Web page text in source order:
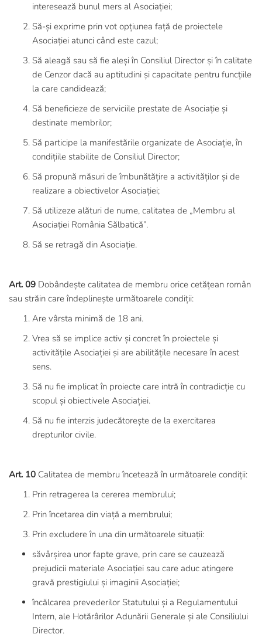
interesează bunul mers al Asociației;
Să-și exprime prin vot opțiunea față de proiectele
Asociației atunci când este cazul;
Să aleagă sau să fie aleși în Consiliul Director și în calitate
de Cenzor dacă au aptitudini și capacitate pentru funcțiile
la care candidează;
Să beneficieze de serviciile prestate de Asociație și
destinate membrilor;
Să participe la manifestările organizate de Asociație, în
condițiile stabilite de Consiliul Director;
Să propună măsuri de îmbunătățire a activităților și de
realizare a obiectivelor Asociației;
Să utilizeze alături de nume, calitatea de „Membru al
Asociației România Sălbatică”.
Să se retragă din Asociație.
Art. 09 Dobândește calitatea de membru orice cetățean român
sau străin care îndeplinește următoarele condiții:
Are vârsta minimă de 18 ani.
Vrea să se implice activ și concret în proiectele și
activitățile Asociației și are abilitățile necesare în acest
sens.
Să nu fie implicat în proiecte care intră în contradicție cu
scopul și obiectivele Asociației.
Să nu fie interzis judecătorește de la exercitarea
drepturilor civile.
Art. 10 Calitatea de membru încetează în următoarele condiții:
Prin retragerea la cererea membrului;
Prin încetarea din viață a membrului;
Prin excludere în una din următoarele situații:
săvârșirea unor fapte grave, prin care se cauzează
prejudicii materiale Asociației sau care aduc atingere
gravă prestigiului și imaginii Asociației;
încălcarea prevederilor Statutului și a Regulamentului
Intern, ale Hotărârilor Adunării Generale și ale Consiliului
Director.